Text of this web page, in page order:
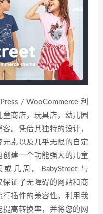
/ WooCommerce 利
商店，玩具店，幼儿园
。凭借其独特的设计，
素以及几乎无限的自定
创建一个功能强大的儿童
几周。BabyStreet 与
保证了无障碍的网站和商
行插件的兼容性。利用我
高转换率，并将您的网